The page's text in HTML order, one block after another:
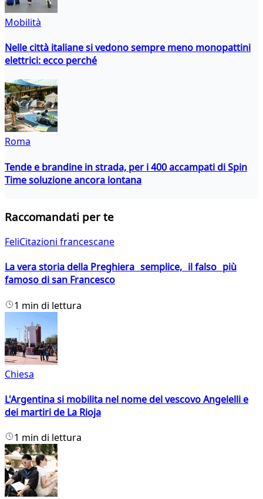
Mobilità
Nelle città italiane si vedono sempre meno monopattini
elettrici: ecco perché
Roma
Tende e brandine in strada, per i 400 accampati di Spin
Time soluzione ancora lontana
Raccomandati per te
FeliCitazioni francescane
La vera storia della Preghiera semplice, il falso più
famoso di san Francesco
1 min di lettura
Chiesa
L'Argentina si mobilita nel nome del vescovo Angelelli e
dei martiri de La Rioja
1 min di lettura